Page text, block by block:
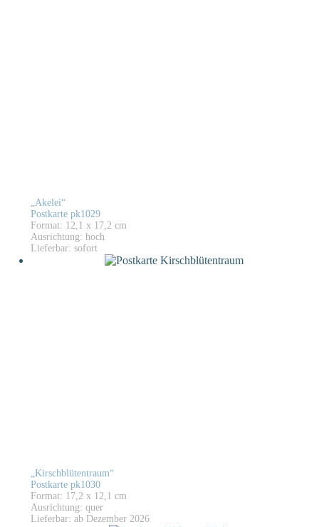
„Akelei“
Postkarte pk1029
Format: 12,1 x 17,2 cm
Ausrichtung: hoch
Lieferbar: sofort
„Kirschblütentraum“
Postkarte pk1030
Format: 17,2 x 12,1 cm
Ausrichtung: quer
Lieferbar: ab Dezember 2026